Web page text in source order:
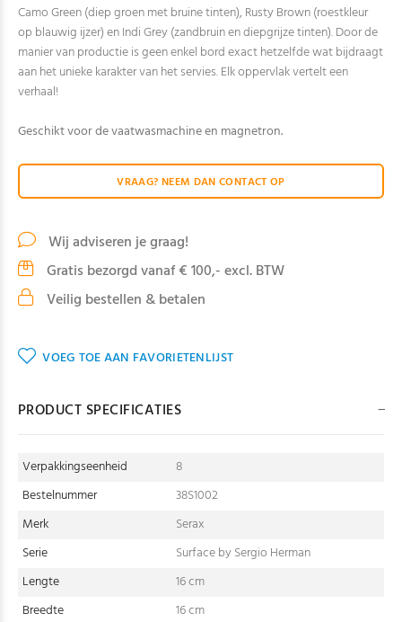
Camo Green (diep groen met bruine tinten), Rusty Brown (roestkleur
op blauwig ijzer) en Indi Grey (zandbruin en diepgrijze tinten). Door de
manier van productie is geen enkel bord exact hetzelfde wat bijdraagt
aan het unieke karakter van het servies. Elk oppervlak vertelt een
verhaal!
Geschikt voor de vaatwasmachine en magnetron.
VRAAG? NEEM DAN CONTACT OP
Wij adviseren je graag!
Gratis bezorgd vanaf € 100,- excl. BTW
Veilig bestellen & betalen
VOEG TOE AAN FAVORIETENLIJST
PRODUCT SPECIFICATIES
Verpakkingseenheid
8
Bestelnummer
38S1002
Merk
Serax
Serie
Surface by Sergio Herman
Lengte
16 cm
Breedte
16 cm